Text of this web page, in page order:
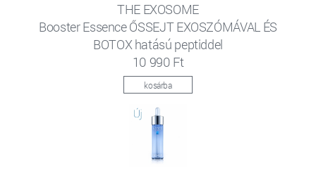
THE EXOSOME
Booster Essence ŐSSEJT EXOSZÓMÁVAL ÉS
BOTOX hatású peptiddel
10 990 Ft
kosárba